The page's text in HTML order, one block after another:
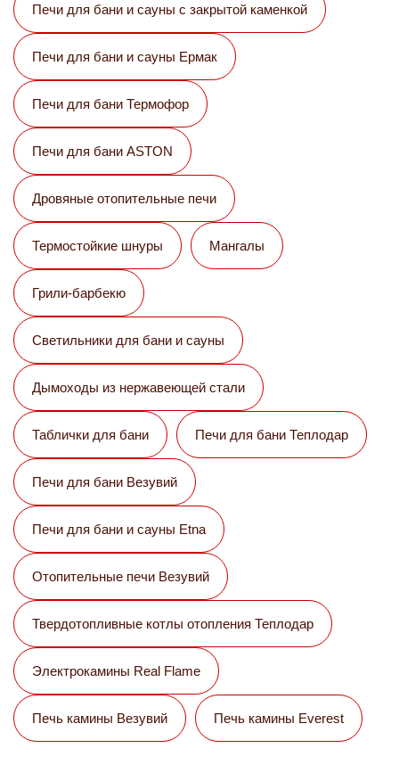
Печи для бани и сауны с закрытой каменкой
Печи для бани и сауны Eрмак
Печи для бани Термофор
Печи для бани ASTON
Дровяные отопительные печи
Термостойкие шнуры Мангалы
Грили-барбекю
Светильники для бани и сауны
Дымоходы из нержавеющей стали
Таблички для бани Печи для бани Теплодар
Печи для бани Везувий
Печи для бани и сауны Etna
Отопительные печи Везувий
Твердотопливные котлы отопления Теплодар
Электрокамины Real Flame
Печь камины Везувий Печь камины Everest